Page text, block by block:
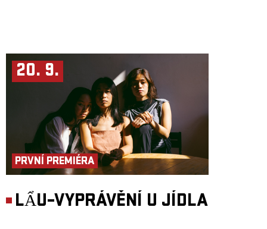
20. 9.
PRVNÍ PREMIÉRA
LẨU–VYPRÁVĚNÍ U JÍDLA